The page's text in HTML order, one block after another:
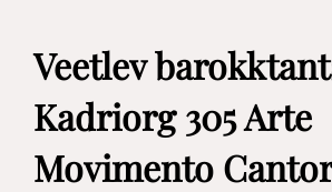
Veetlev
Kadriorg 305 Arte
Movimento